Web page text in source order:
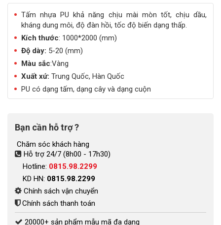
Tấm nhựa PU khả năng chịu mài mòn tốt, chịu dầu,
kháng dung môi, độ đàn hồi, tốc độ biến dạng thấp.
Kích thước: 1000*2000 (mm)
Độ dày: 5-20 (mm)
Màu sắc:Vàng
Xuất xứ: Trung Quốc, Hàn Quốc
PU có dạng tấm, dạng cây và dạng cuộn
Bạn cần hỗ trợ ?
Chăm sóc khách hàng
Hỗ trợ 24/7 (8h00 - 17h30)
Hotline: 0815.98.2299
KD HN: 0815.98.2299
Chính sách vận chuyển
Chính sách thanh toán
20000+ sản phẩm mẫu mã đa dạng